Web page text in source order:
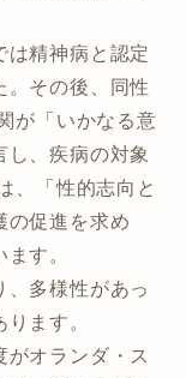
は精神病と認定
。その後、同性
が「いかなる意
し、疾病の対象
、「性的志向と
の促進を求め
す。
、多様性があっ
ます。
オランダ・ス